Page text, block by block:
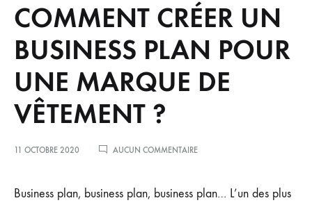
COMMENT CRÉER UN
BUSINESS PLAN POUR
UNE MARQUE DE
VÊTEMENT ?
11 OCTOBRE 2020 AUCUN COMMENTAIRESUR
UN
BUSINESS
Business plan, business plan, business plan… L’un des plus